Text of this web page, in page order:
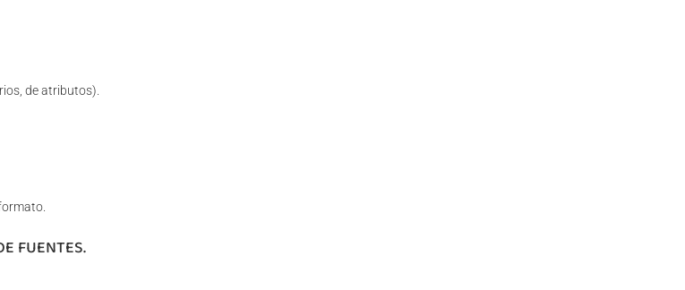
de atributos).
FUENTES.